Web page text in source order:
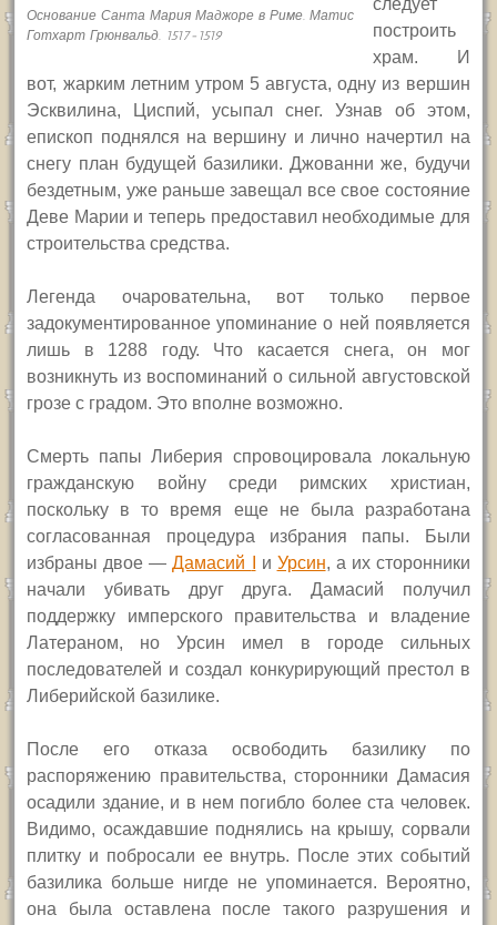
Основание Санта Мария Маджоре в Риме. Матис
Готхарт Грюнвальд. 1517-1519
следует
построить
храм. И
вот, жарким летним утром 5 августа, одну из вершин
Эсквилина, Циспий, усыпал снег. Узнав об этом,
епископ поднялся на вершину и лично начертил на
снегу план будущей базилики. Джованни же, будучи
бездетным, уже раньше завещал все свое состояние
Деве Марии и теперь предоставил необходимые для
строительства средства.
Легенда очаровательна, вот только первое
задокументированное упоминание о ней появляется
лишь в 1288 году. Что касается снега, он мог
возникнуть из воспоминаний о сильной августовской
грозе с градом. Это вполне возможно.
Смерть папы Либерия спровоцировала локальную
гражданскую войну среди римских христиан,
поскольку в то время еще не была разработана
согласованная процедура избрания папы. Были
избраны двое —Дамасий и Урсин, а их сторонники
начали убивать друг друга. Дамасий получил
поддержку имперского правительства и владение
Латераном, но Урсин имел в городе сильных
последователей и создал конкурирующий престол в
Либерийской базилике.
После его отказа освободить базилику по
распоряжению правительства, сторонники Дамасия
осадили здание, и в нем погибло более ста человек.
Видимо, осаждавшие поднялись на крышу, сорвали
плитку и побросали ее внутрь. После этих событий
базилика больше нигде не упоминается. Вероятно,
она была оставлена после такого разрушения и